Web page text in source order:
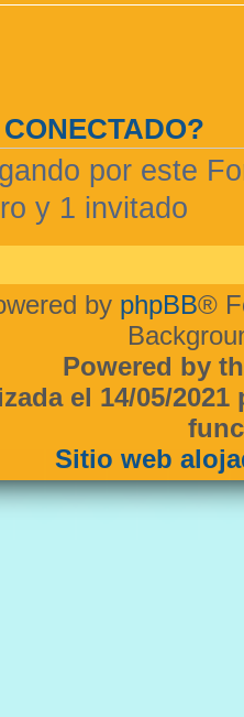
por este
y 1 invitado
by phpBB®
Powered by
el 14/05/
Sitio web